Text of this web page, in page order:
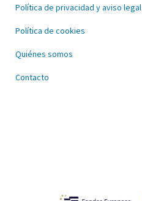
Política de privacidad y aviso legal
Política de cookies
Quiénes somos
Contacto